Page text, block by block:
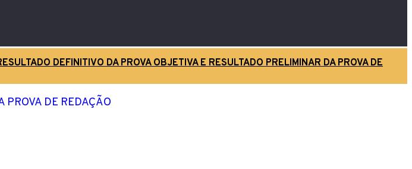
DEFINITIVO DA PROVA OBJETIVA E RESULTADO PRELIMINAR DA PROVA DE
PROVA DE REDAÇÃO